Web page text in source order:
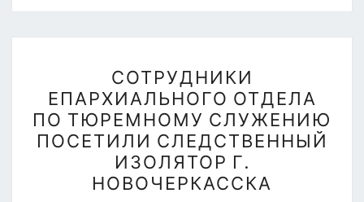
ЕПАРХИАЛЬНОГО
ОТДЕЛА
ПО
ТЮРЕМНОМУ
СЛУЖЕНИЮ
ПОСЕТИЛИ
СОТРУДНИКИ
ЕПАРХИАЛЬНОГО ОТДЕЛА
ПО ТЮРЕМНОМУ СЛУЖЕНИЮ
ПОСЕТИЛИ СЛЕДСТВЕННЫЙ
ИЗОЛЯТОР Г.
НОВОЧЕРКАССКА